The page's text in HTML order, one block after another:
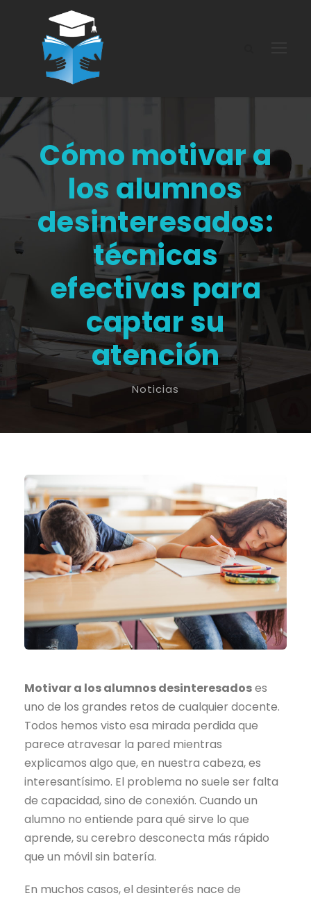
Cómo motivar a
los alumnos
desinteresados:
técnicas
efectivas para
captar su
atención
Noticias
Motivar a los alumnos desinteresadoses
uno de los grandes retos de cualquier docente.
Todos hemos visto esa mirada perdida que
parece atravesar la pared mientras
explicamos algo que, en nuestra cabeza, es
interesantísimo. El problema no suele ser falta
de capacidad, sino de conexión. Cuando un
alumno no entiende para qué sirve lo que
aprende, su cerebro desconecta más rápido
que un móvil sin batería.
En muchos casos, el desinterés nace de